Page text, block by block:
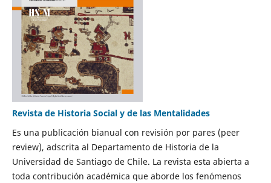
Revista de Historia Social y de las Mentalidades
Es una publicación bianual con revisión por pares (peer
review), adscrita al Departamento de Historia de la
Universidad de Santiago de Chile. La revista esta abierta a
toda contribución académica que aborde los fenómenos